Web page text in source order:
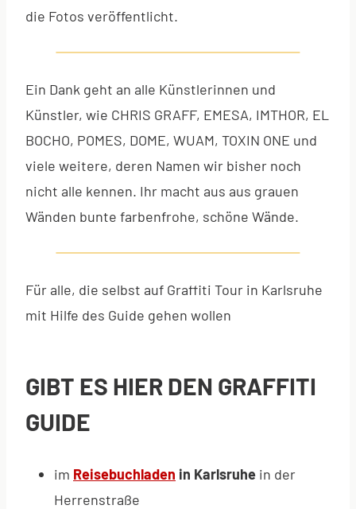
die Fotos veröffentlicht.
Ein Dank geht an alle Künstlerinnen und
Künstler, wie CHRIS GRAFF, EMESA, IMTHOR, EL
BOCHO, POMES, DOME, WUAM, TOXIN ONE und
viele weitere, deren Namen wir bisher noch
nicht alle kennen. Ihr macht aus aus grauen
Wänden bunte farbenfrohe, schöne Wände.
Für alle, die selbst auf Graffiti Tour in Karlsruhe
mit Hilfe des Guide gehen wollen
GIBT ES HIER DEN GRAFFITI
GUIDE
im Reisebuchladen in Karlsruhe in der
Herrenstraße